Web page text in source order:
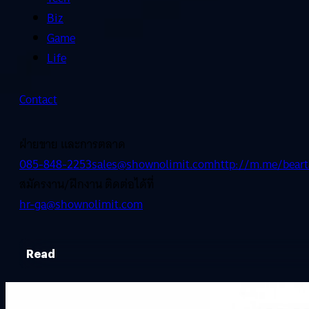
Biz
Game
Life
Contact
ฝ่ายขาย และการตลาด
085-848-2253sales@shownolimit.comhttp://m.me/
สมัครงาน/ฝึกงาน ติดต่อได้ที่
hr-ga@shownolimit.com
Read